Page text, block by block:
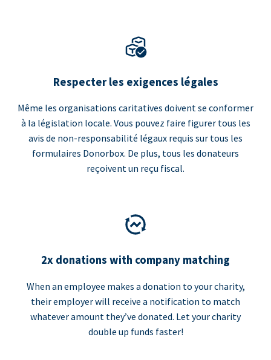
Respecter les exigences légales
Même les organisations caritatives doivent se conformer
à la législation locale. Vous pouvez faire figurer tous les
avis de non-responsabilité légaux requis sur tous les
formulaires Donorbox. De plus, tous les donateurs
reçoivent un reçu fiscal.
2x donations with company matching
When an employee makes a donation to your charity,
their employer will receive a notification to match
whatever amount they’ve donated. Let your charity
double up funds faster!